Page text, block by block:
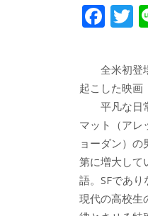
F
e
b
o
o
k
T
全米初登場
起こした映画
平凡な日常
マット（アレ
ョーダン）
第に増大して
語。SFであ
現代の高校生